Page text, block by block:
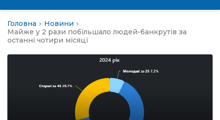
евакуації
Головна
Новини
Майже у 2 рази побільшало людей-банкрутів за
останні чотири місяці